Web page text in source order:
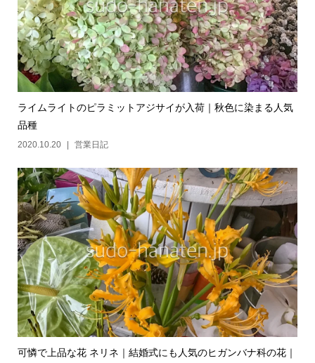
ライムライトのピラミットアジサイが入荷｜秋色に染まる人気
品種
2020.10.20 営業日記
可憐で上品な花 ネリネ｜結婚式にも人気のヒガンバナ科の花｜